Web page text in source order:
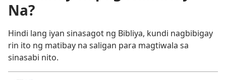
Na?
Hindi lang iyan sinasagot ng Bibliya, kundi nagbibigay
rin ito ng matibay na saligan para magtiwala sa
sinasabi nito.